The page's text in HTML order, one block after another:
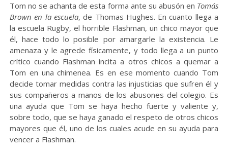
Tom no se achanta de esta forma ante su abusón en Tomás
Brown en la escuela, de Thomas Hughes. En cuanto llega a
la escuela Rugby, el horrible Flashman, un chico mayor que
él, hace todo lo posible por amargarle la existencia. Le
amenaza y le agrede físicamente, y todo llega a un punto
crítico cuando Flashman incita a otros chicos a quemar a
Tom en una chimenea. Es en ese momento cuando Tom
decide tomar medidas contra las injusticias que sufren él y
sus compañeros a manos de los abusones del colegio. Es
una ayuda que Tom se haya hecho fuerte y valiente y,
sobre todo, que se haya ganado el respeto de otros chicos
mayores que él, uno de los cuales acude en su ayuda para
vencer a Flashman.